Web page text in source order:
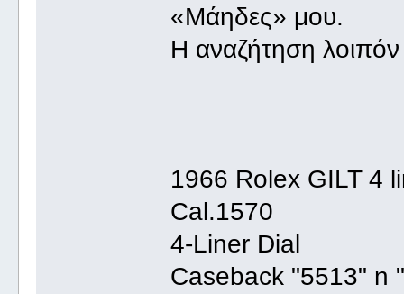
«Μάηδες» μου.
Η αναζήτηση λοιπόν
1966 Rolex GILT 4
Cal.1570
4-Liner Dial
Caseback "5513" n